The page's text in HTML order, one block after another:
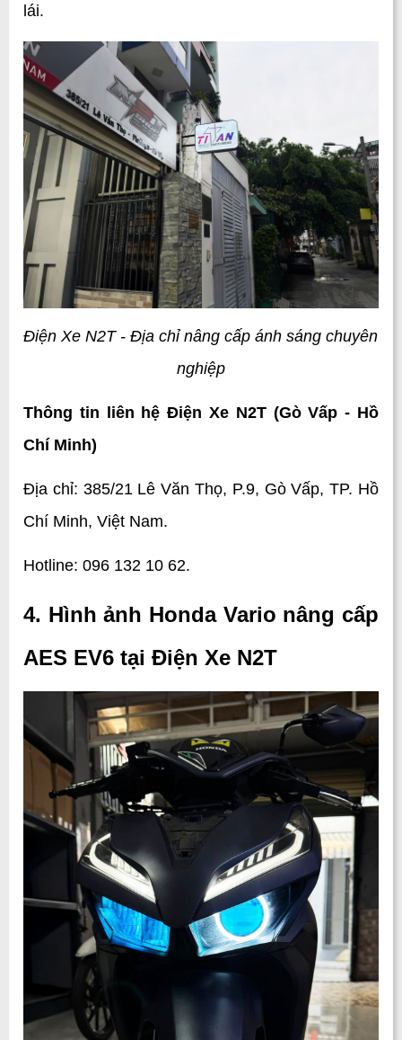
lái.
Điện Xe N2T - Địa chỉ nâng cấp ánh sáng chuyên
nghiệp
Thông tin liên hệ Điện Xe N2T (Gò Vấp - Hồ
Chí Minh)
Địa chỉ: 385/21 Lê Văn Thọ, P.9, Gò Vấp, TP. Hồ
Chí Minh, Việt Nam.
Hotline: 096 132 10 62.
4. Hình ảnh Honda Vario nâng cấp
AES EV6 tại Điện Xe N2T